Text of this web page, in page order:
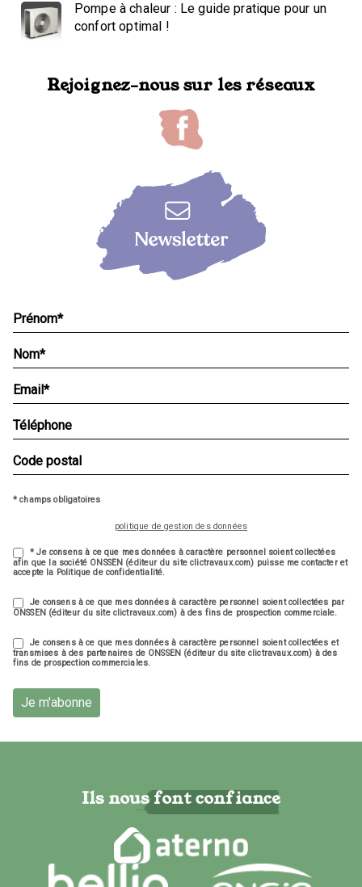
Pompe à chaleur : Le guide pratique pour un
confort optimal !
Rejoignez-nous sur les réseaux
* champs obligatoires
politique de gestion des données
* Je consens à ce que mes données à caractère personnel soient collectées
afin que la société ONSSEN (éditeur du site clictravaux.com) puisse me contacter et
accepte la Politique de confidentialité.
Je consens à ce que mes données à caractère personnel soient collectées par
ONSSEN (éditeur du site clictravaux.com) à des fins de prospection commerciale.
Je consens à ce que mes données à caractère personnel soient collectées et
transmises à des partenaires de ONSSEN (éditeur du site clictravaux.com) à des
fins de prospection commerciales.
Je m'abonne
Ils nous font confiance